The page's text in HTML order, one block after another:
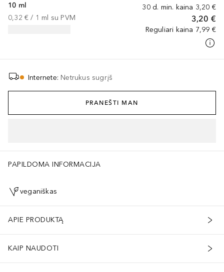
30 d. min. kaina 3,20 €
3,20 €
Reguliari kaina 7,99 €
10 ml
0,32 € / 1 ml su PVM
Internete: Netrukus sugrįš
PRANEŠTI MAN
PAPILDOMA INFORMACIJA
veganiškas
APIE PRODUKTĄ
KAIP NAUDOTI